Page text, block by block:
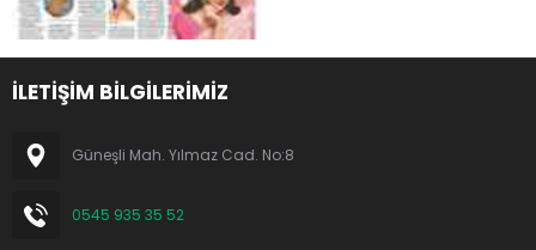
İLETİŞİM BİLGİLERİMİZ
Güneşli Mah. Yılmaz Cad. No:8
0545 935 35 52